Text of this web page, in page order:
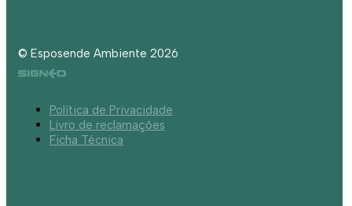
© Esposende Ambiente 2026
Política de Privacidade
Livro de reclamações
Ficha Técnica